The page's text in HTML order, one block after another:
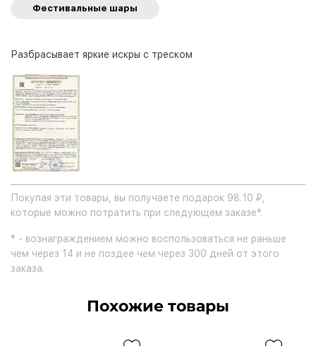
Фестивальные шары
Разбрасывает яркие искры с треском
Покупая эти товары, вы получаете подарок 98.10 ₽,
которые можно потратить при следующем заказе*.
* - вознаграждением можно воспользоваться не раньше
чем через 14 и не поздее чем через 300 дней от этого
заказа.
Похожие товары